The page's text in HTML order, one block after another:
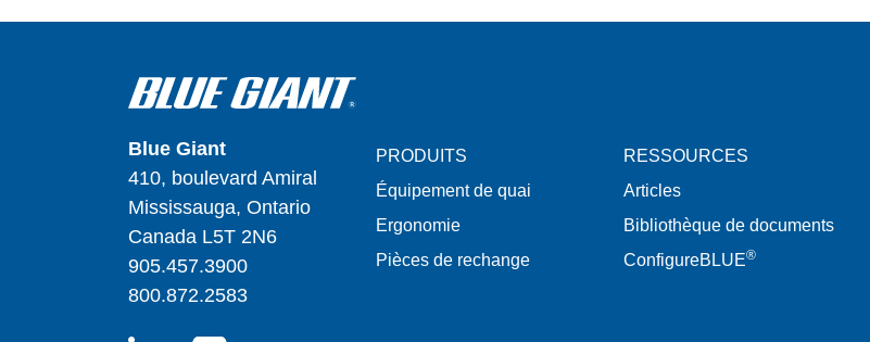
Blue Giant
410, boulevard Amiral
Mississauga, Ontario
Canada L5T 2N6
905.457.3900
800.872.2583
PRODUITS
Équipement de quai
Ergonomie
Pièces de rechange
RESSOURCES
Articles
Bibliothèque de documents
ConfigureBLUE®